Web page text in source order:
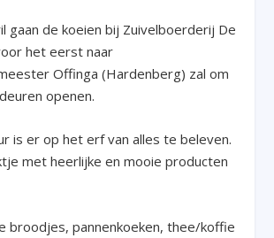
gaan de koeien bij Zuivelboerderij De
het eerst naar
Offinga (Hardenberg) zal om
openen.
is er op het erf van alles te beleven.
met heerlijke en mooie producten
broodjes, pannenkoeken, thee/koffie